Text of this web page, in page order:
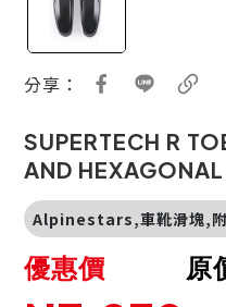
分享：
SUPERTECH R
AND
Alpinestars,車靴滑塊,附
原
優惠價